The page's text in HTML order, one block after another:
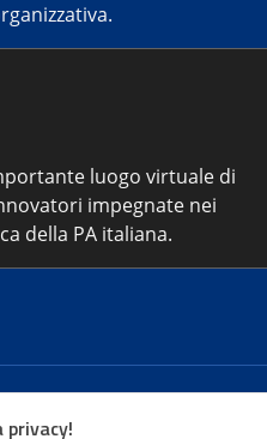
luogo virtuale di
impegnate nei
della PA italiana.